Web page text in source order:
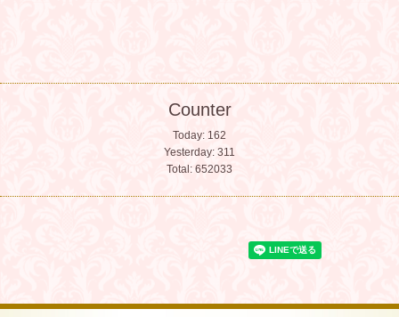
Counter
Today: 162
Yesterday: 311
Total: 652033